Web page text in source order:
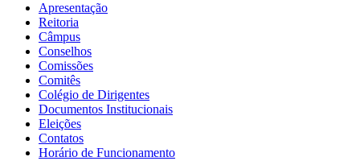
Apresentação
Reitoria
Câmpus
Conselhos
Comissões
Comitês
Colégio de Dirigentes
Documentos Institucionais
Eleições
Contatos
Horário de Funcionamento